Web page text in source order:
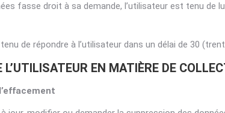
fasse droit à sa demande, l’utilisateur est tenu de
de répondre à l’utilisateur dans un délai de 30
EN MATIÈRE DE